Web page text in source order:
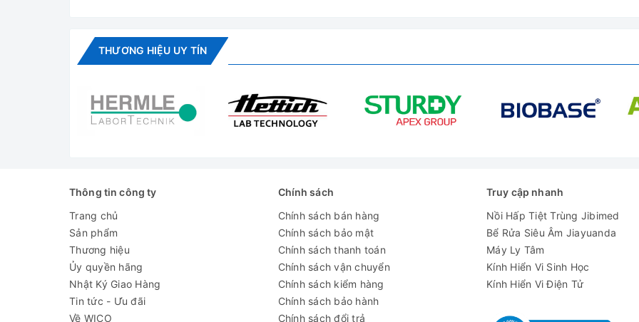
đặt
105-134℃
Độ chính xác
≤±1℃
Kích thước khay 340 x 200 x 30 mm (3 cái)
Kích thước máy 560 x 350 x 500 mm
Kích thước
đóng
gói (WxDxH)
Khối lượng
Tổng thể/ Tịnh
THƯƠNG HIỆU UY TÍN
Thông tin công ty
Trang chủ
Sản phẩm
Thương hiệu
Ủy quyền hãng
Nhật Ký Giao Hàng
Tin tức - Ưu đãi
Về WICO
Chính sách
Chính sách bán hàng
Chính sách bảo mật
Chính sách thanh toán
Chính sách vận chuyển
Chính sách kiểm hàng
Chính sách bảo hành
Chính sách đổi trả
Truy cập nhanh
Nồi Hấp Tiệt Trùng Jibimed
Bể Rửa Siêu Âm Jiayuanda
Máy Ly Tâm
Kính Hiển Vi Sinh Học
Kính Hiển Vi Điện Tử